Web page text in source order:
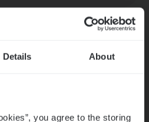
Details About
you agree to the storing